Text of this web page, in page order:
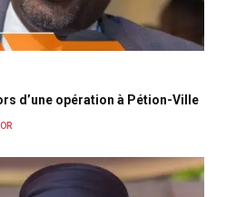
d’une opération à Pétion-Ville